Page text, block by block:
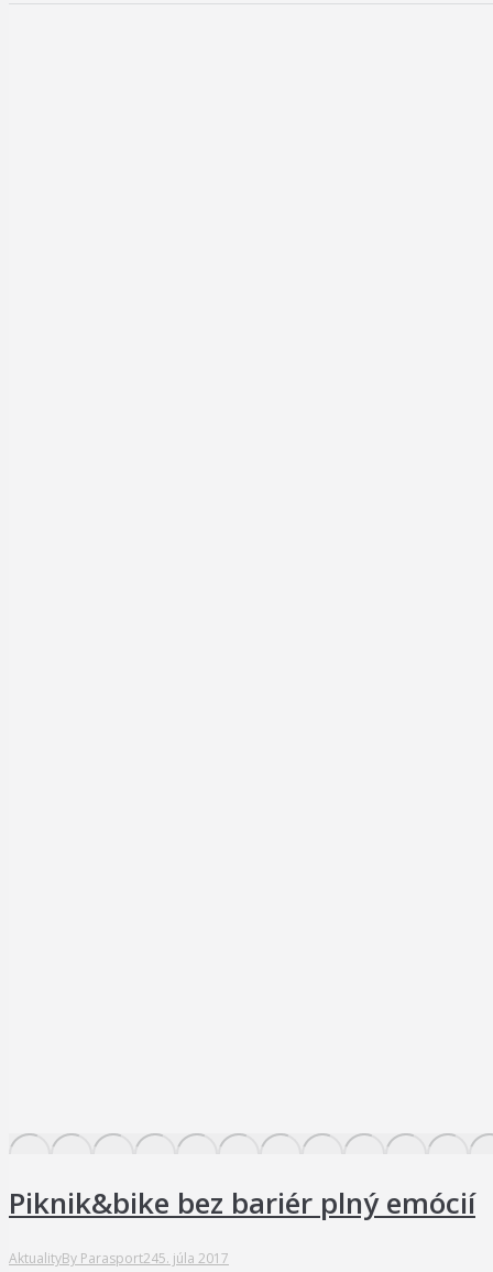
Piknik&bike bez bariér plný emócií
AktualityBy Parasport245. júla 2017